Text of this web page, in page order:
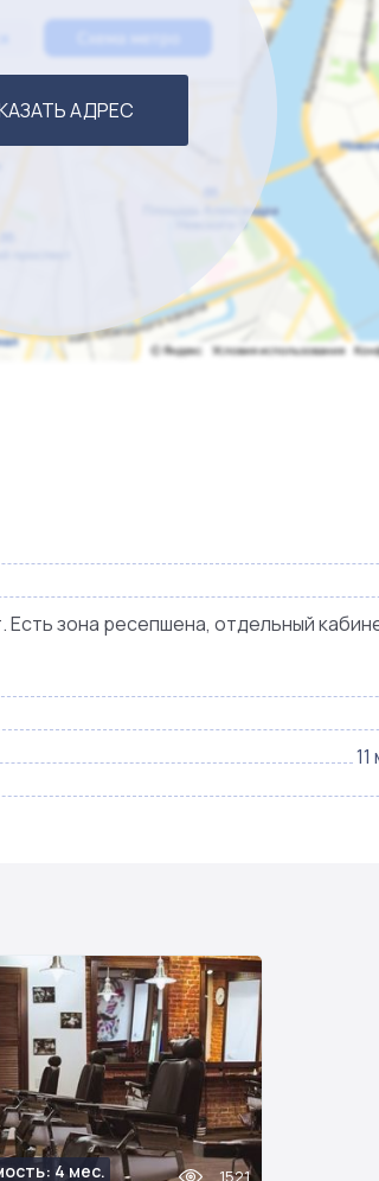
АДРЕС
зона ресепшена, отдельный
4 мес. 1521